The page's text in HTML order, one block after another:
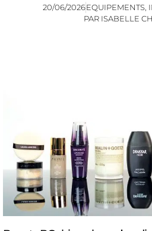
20/06/2026EQUIPEMENTS,
PAR ISABELLE